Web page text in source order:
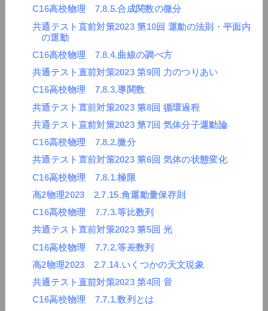
C16高校物理 7.8.5.合成関数の微分
共通テスト直前対策2023 第10回 運動の法則・平面内
の運動
C16高校物理 7.8.4.曲線の調べ方
共通テスト直前対策2023 第9回 力のつりあい
C16高校物理 7.8.3.導関数
共通テスト直前対策2023 第8回 循環過程
共通テスト直前対策2023 第7回 気体分子運動論
C16高校物理 7.8.2.微分
共通テスト直前対策2023 第6回 気体の状態変化
C16高校物理 7.8.1.極限
高2物理2023 2.7.15.角運動量保存則
C16高校物理 7.7.3.等比数列
共通テスト直前対策2023 第5回 光
C16高校物理 7.7.2.等差数列
高2物理2023 2.7.14.いくつかの天文現象
共通テスト直前対策2023 第4回 音
C16高校物理 7.7.1.数列とは